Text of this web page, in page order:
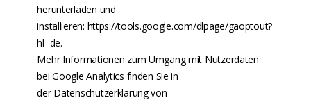
herunterladen und
installieren: https://tools.google.com/dlpage/gaoptout?
hl=de.
Mehr Informationen zum Umgang mit Nutzerdaten
bei Google Analytics finden Sie in
der Datenschutzerklärung von